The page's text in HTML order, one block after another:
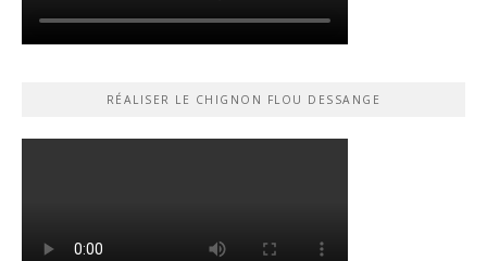
RÉALISER LE CHIGNON FLOU DESSANGE